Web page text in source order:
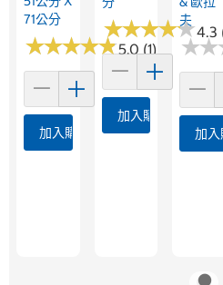
71公分
★★★★★
★★★★★5.0 (1)
加入購物車
★★★★★
★★★★★4.3
加入購物車
夫
★★
★★
加入